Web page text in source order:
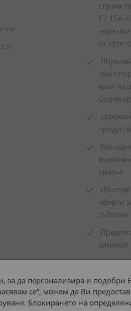
страна
€ /
поръчки
от
края на
София-
пратка
оферти
събитие
алкохол!
Доставка до
за да персонализира и подобри
се”, можем да Ви
Блокирането на